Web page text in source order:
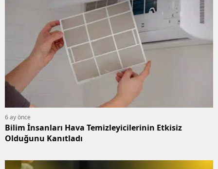
6 ay önce
Bilim İnsanları Hava Temizleyicilerinin Etkisiz
Olduğunu Kanıtladı